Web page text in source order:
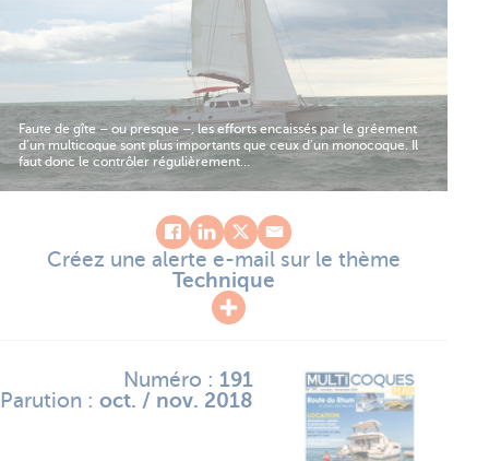
Faute de gîte – ou presque –, les efforts encaissés par le gréement
d’un multicoque sont plus importants que ceux d’un monocoque. Il
faut donc le contrôler régulièrement…
Créez une alerte e-mail sur le thème
Technique
Numéro : 191
Parution : oct. / nov. 2018